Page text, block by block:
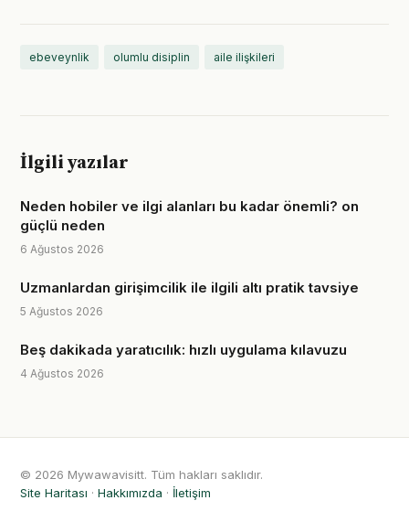
ebeveynlik olumlu disiplin aile ilişkileri
İlgili yazılar
Neden hobiler ve ilgi alanları bu kadar önemli? on
güçlü neden
6 Ağustos 2026
Uzmanlardan girişimcilik ile ilgili altı pratik tavsiye
5 Ağustos 2026
Beş dakikada yaratıcılık: hızlı uygulama kılavuzu
4 Ağustos 2026
© 2026 Mywawavisitt. Tüm hakları saklıdır.
Site Haritası · Hakkımızda · İletişim